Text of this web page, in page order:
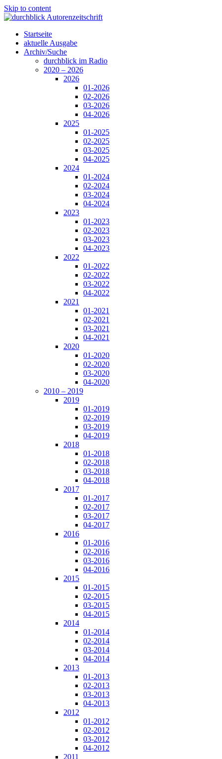
Skip to content
Startseite
aktuelle Ausgabe
Archiv/Suche
durchblick im Radio
2020 – 2026
2026
01-2026
02-2026
03-2026
04-2026
2025
01-2025
02-2025
03-2025
04-2025
2024
01-2024
02-2024
03-2024
04-2024
2023
01-2023
02-2023
03-2023
04-2023
2022
01-2022
02-2022
03-2022
04-2022
2021
01-2021
02-2021
03-2021
04-2021
2020
01-2020
02-2020
03-2020
04-2020
2010 – 2019
2019
01-2019
02-2019
03-2019
04-2019
2018
01-2018
02-2018
03-2018
04-2018
2017
01-2017
02-2017
03-2017
04-2017
2016
01-2016
02-2016
03-2016
04-2016
2015
01-2015
02-2015
03-2015
04-2015
2014
01-2014
02-2014
03-2014
04-2014
2013
01-2013
02-2013
03-2013
04-2013
2012
01-2012
02-2012
03-2012
04-2012
2011